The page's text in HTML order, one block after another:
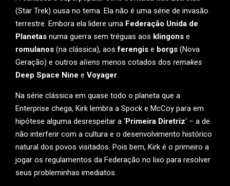
(Star Trek) ousa no tema. Ela não é uma série de invasão
terrestre. Embora ela lidere uma Federação Unida de
Planetas numa guerra sem tréguas aos klingons e
romulanos (na clássica), aosferengis e borgs (Nova
Geração) e outros aliens menos cotados dos remakes
Deep Space Nine e Voyager.
Na série clássica em quase todo o planeta que a
Enterprise chega, Kirk lembra a Spock e McCoy para em
hipótese alguma desrespeitar a ‘Primeira Diretriz‘ – a de
não interferir com a cultura e o desenvolvimento histórico
natural dos povos visitados. Pois bem, Kirk é o primeiro a
jogar os regulamentos da Federação no lixo para resolver
seus probleminhas imediatos.